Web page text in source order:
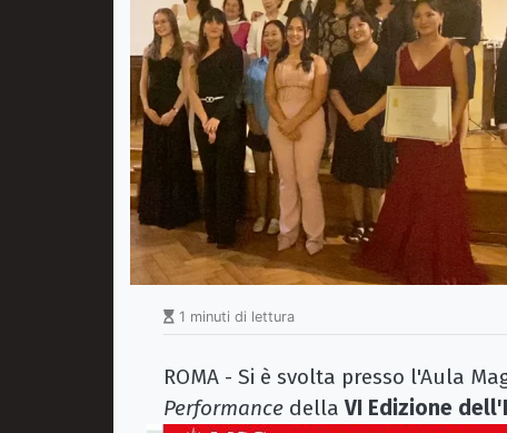
1 minuti di lettura
ROMA - Si è svolta presso l'Aula
Performance della VI Edizione